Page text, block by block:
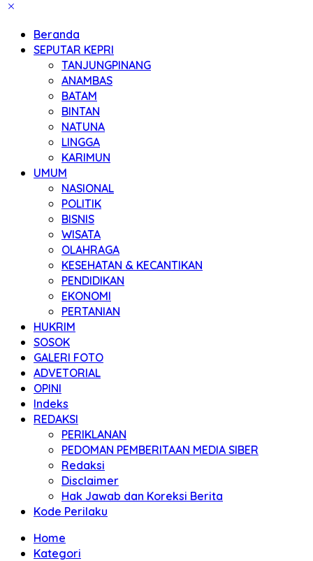
Beranda
SEPUTAR KEPRI
TANJUNGPINANG
ANAMBAS
BATAM
BINTAN
NATUNA
LINGGA
KARIMUN
UMUM
NASIONAL
POLITIK
BISNIS
WISATA
OLAHRAGA
KESEHATAN & KECANTIKAN
PENDIDIKAN
EKONOMI
PERTANIAN
HUKRIM
SOSOK
GALERI FOTO
ADVETORIAL
OPINI
Indeks
REDAKSI
PERIKLANAN
PEDOMAN PEMBERITAAN MEDIA SIBER
Redaksi
Disclaimer
Hak Jawab dan Koreksi Berita
Kode Perilaku
Home
Kategori